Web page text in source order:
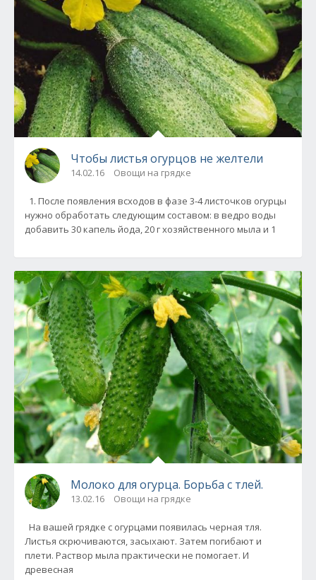
Чтобы листья огурцов не желтели
14.02.16 Овощи на грядке
1. После появления всходов в фазе 3-4 листочков огурцы
нужно обработать следующим составом: в ведро воды
добавить 30 капель йода, 20 г хозяйственного мыла и 1
Молоко для огурца. Борьба с тлей.
13.02.16 Овощи на грядке
На вашей грядке с огурцами появилась черная тля.
Листья скрючиваются, засыхают. Затем погибают и
плети. Раствор мыла практически не помогает. И
древесная